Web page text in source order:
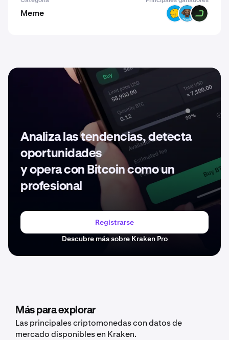
Meme HMM POOCH DARK
Analiza las tendencias, detecta
oportunidades
y opera con Bitcoin como un
profesional
Registrarse
Descubre más sobre Kraken Pro
Más para explorar
Las principales criptomonedas con datos de
mercado disponibles en Kraken.